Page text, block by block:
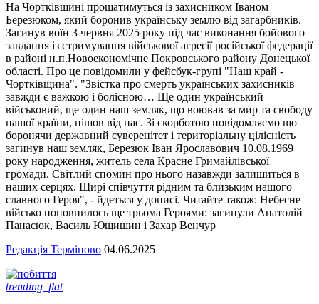
На Чортківщині прощатимуться із захисником Іваном
Березюком, який боронив українську землю від загарбників.
Загинув воїн 3 червня 2025 року під час виконання бойового
завдання із стримування військової агресії російської федерації
в районі н.п.Новоекономічне Покровського району Донецької
області. Про це повідомили у фейсбук-групі "Наш край -
Чортківщина". "Звістка про смерть українських захисників
завжди є важкою і болісною… Ще один український
військовий, ще один наш земляк, що воював за мир та свободу
нашої країни, пішов від нас. Зі скорботою повідомляємо що
боронячи державний суверенітет і територіальну цілісність
загинув наш земляк, Березюк Іван Ярославович 10.08.1969
року народження, житель села Красне Гримайлівської
громади. Світлий спомин про нього назавжди залишиться в
наших серцях. Щирі співчуття рідним та близьким нашого
славного Героя", - йдеться у дописі. Читайте також: Небесне
військо поповнилось ще трьома Героями: загинули Анатолій
Панасюк, Василь Ющишин і Захар Венчур
Редакція Терміново 04.06.2025
trending_flat